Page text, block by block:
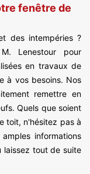
fenêtre de
des intempéries ?
Lenestour pour
en travaux de
à vos besoins. Nos
remettre en
Quels que soient
toit, n'hésitez pas à
informations
laissez tout de suite